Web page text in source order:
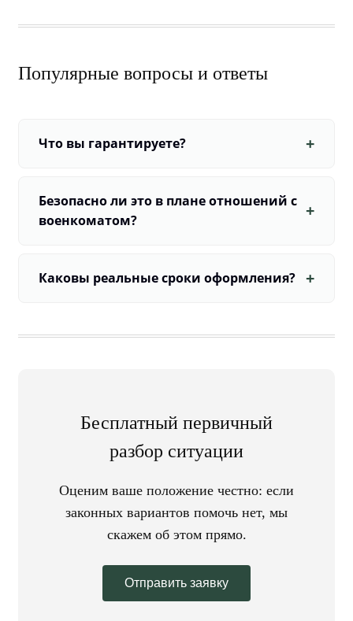
Популярные вопросы и ответы
Что вы гарантируете?
Безопасно ли это в плане отношений с
военкоматом?
Каковы реальные сроки оформления?
Бесплатный первичный
разбор ситуации
Оценим ваше положение честно: если
законных вариантов помочь нет, мы
скажем об этом прямо.
Отправить заявку